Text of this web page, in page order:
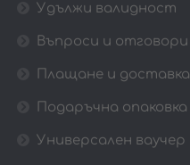
Удължи валидност
Въпроси и отговори
Плащане и доставка
Подаръчна опаковка
Универсален ваучер